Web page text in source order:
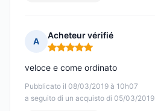
A
Acheteur vérifié
Nota: 5 su 5
Pubblicato il 08/03/2019 à 10h07
a seguito di un acquisto di 05/03/2019
veloce e come ordinato